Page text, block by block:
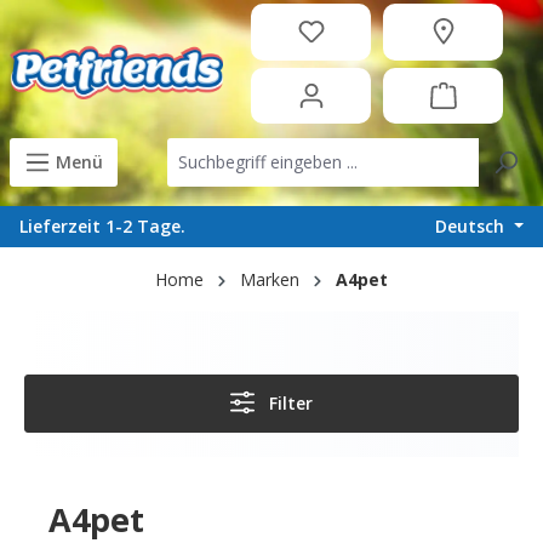
content
Menü
Lieferzeit 1-2 Tage. Deutsch
Home Marken A4pet
Filter
A4pet